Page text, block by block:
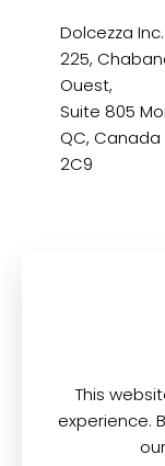
Dolcezza Inc.
225,
Ouest,
Suite 805
QC, Canada
2C9
de cookies
Conditions
This
experience.
our